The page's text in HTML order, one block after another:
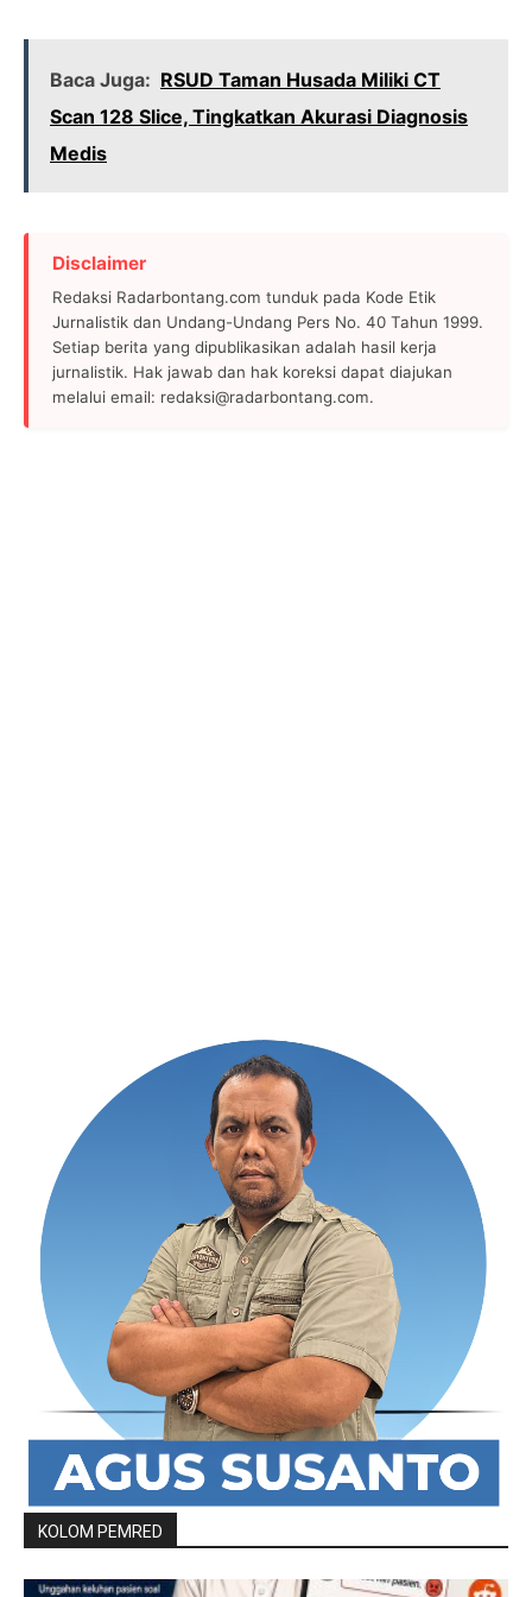
Baca Juga: RSUD Taman Husada Miliki CT
Scan 128 Slice, Tingkatkan Akurasi Diagnosis
Medis
Disclaimer
Redaksi Radarbontang.com tunduk pada Kode Etik
Jurnalistik dan Undang-Undang Pers No. 40 Tahun 1999.
Setiap berita yang dipublikasikan adalah hasil kerja
jurnalistik. Hak jawab dan hak koreksi dapat diajukan
melalui email: redaksi@radarbontang.com.
KOLOM PEMRED